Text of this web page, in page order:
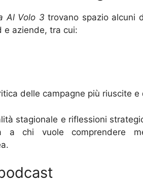
Al Volo 3 trovano spazio alcuni
e aziende, tra cui:
delle campagne più riuscite
stagionale e riflessioni
a chi vuole comprendere